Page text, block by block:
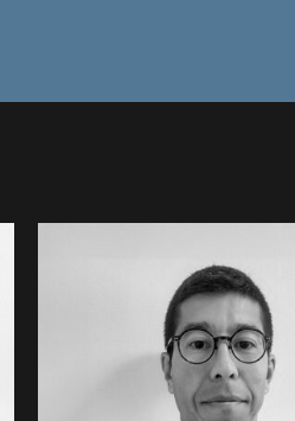
Philippe CLAD •
Nouméa :